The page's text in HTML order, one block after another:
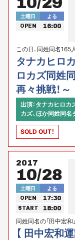
土曜日 よる
OPEN 16:00
この日、同姓同名
ント！タナカヒロカ
タナカヒロ
ロカズ同姓
再々挑戦！～
出演：タナカヒロカ
カズ、ほか同姓同名
SOLD OUT！
2017
10/28
土曜日 よる
OPEN 17:30
START 18:00
同姓同名の「田中宏
界記録に挑戦！
【 田中宏和